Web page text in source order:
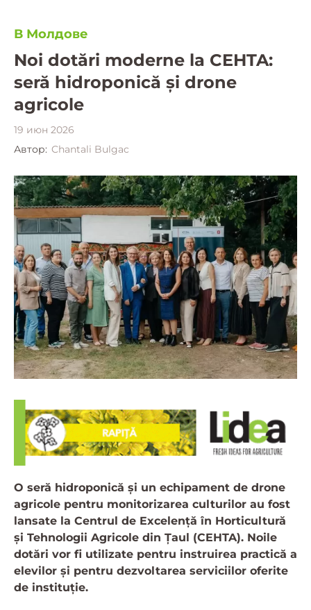
В Молдове
Noi dotări moderne la CEHTA:
seră hidroponică și drone
agricole
19 июн 2026
Автор: Chantali Bulgac
O seră hidroponică și un echipament de drone
agricole pentru monitorizarea culturilor au fost
lansate la Centrul de Excelență în Horticultură
și Tehnologii Agricole din Țaul (CEHTA). Noile
dotări vor fi utilizate pentru instruirea practică a
elevilor și pentru dezvoltarea serviciilor oferite
de instituție.